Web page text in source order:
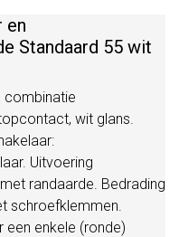
en
Standaard 55 wit
combinatie
wit glans.
Uitvoering
randaarde. Bedrading
schroefklemmen.
een enkele (ronde)